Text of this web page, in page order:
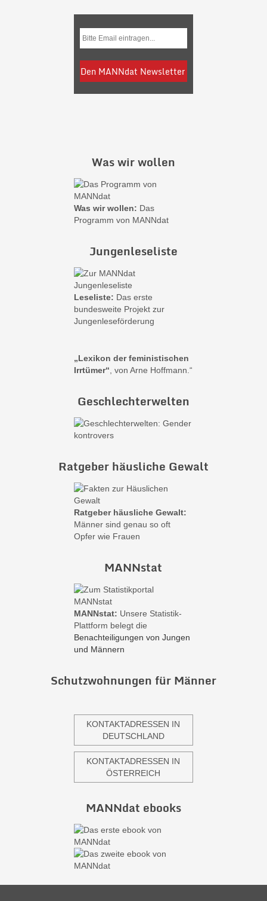
Was wir wollen
Was wir wollen: Das
Programm von MANNdat
Jungenleseliste
Leseliste: Das erste
bundesweite Projekt zur
Jungenleseförderung
„Lexikon der feministischen
Irrtümer“ , von Arne Hoffmann.“
Geschlechterwelten
Ratgeber häusliche Gewalt
Ratgeber häusliche Gewalt:
Männer sind genau so oft
Opfer wie Frauen
MANNstat
MANNstat: Unsere Statistik-
Plattform belegt die
Benachteiligungen von Jungen
und Männern
Schutzwohnungen für Männer
KONTAKTADRESSEN IN
DEUTSCHLAND
KONTAKTADRESSEN IN
ÖSTERREICH
MANNdat ebooks